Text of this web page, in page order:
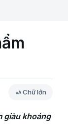
Chữ lớn
giàu khoáng